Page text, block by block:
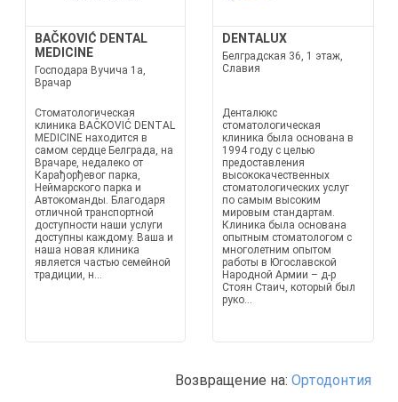
BAČKOVIĆ DENTAL
MEDICINE
Господара Вучича 1а,
Врачар
Стоматологическая
клиника BAČKOVIĆ DENTAL
MEDICINE находится в
самом сердце Белграда, на
Врачаре, недалеко от
Карађорђевог парка,
Неймaрского парка и
Автокоманды. Благодаря
отличной транспортной
доступности наши услуги
доступны каждому. Ваша и
наша новая клиника
является частью семейной
традиции, н...
DENTALUX
Белградская 36, 1 этаж,
Славия
Денталюкс
стоматологическая
клиника была основана в
1994 году с целью
предоставления
высококачественных
стоматологических услуг
по самым высоким
мировым стандартам.
Клиника была основана
опытным стоматологом с
многолетним опытом
работы в Югославской
Народной Армии – д-р
Стоян Стаич, который был
руко...
Возвращение на: Ортодонтия